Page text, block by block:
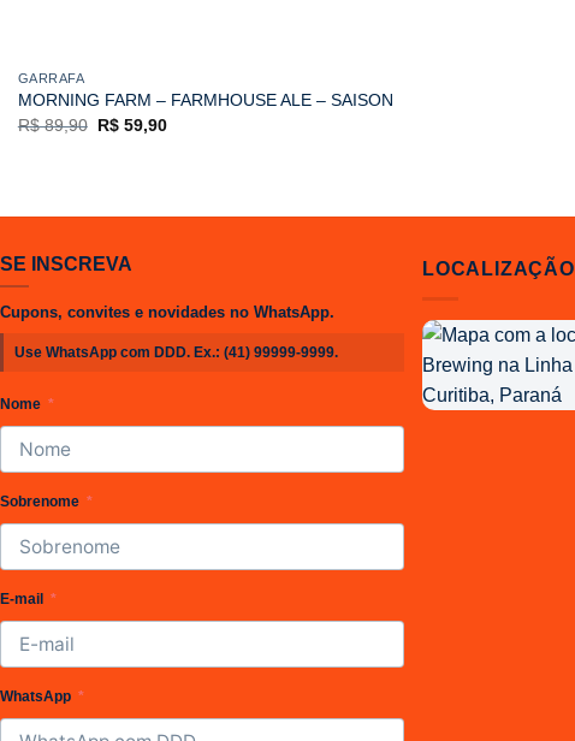
GARRAFA
MORNING FARM – FARMHOUSE ALE – SAISON
R$89,90 O
R$ 59,90O
SE INSCREVA
Cupons, convites e novidades no WhatsApp.
Use WhatsApp com DDD. Ex.: (41) 99999-9999.
Nome
Sobrenome
E-mail
WhatsApp
LOCALIZAÇÃO
Localização
da
Joy